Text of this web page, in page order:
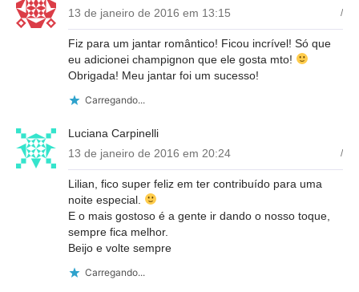
13 de janeiro de 2016 em 13:15
/
Fiz para um jantar romântico! Ficou incrível! Só que
eu adicionei champignon que ele gosta mto!
Obrigada! Meu jantar foi um sucesso!
Carregando...
Luciana Carpinelli
13 de janeiro de 2016 em 20:24
/
Lilian, fico super feliz em ter contribuído para uma
noite especial.
E o mais gostoso é a gente ir dando o nosso toque,
sempre fica melhor.
Beijo e volte sempre
Carregando...